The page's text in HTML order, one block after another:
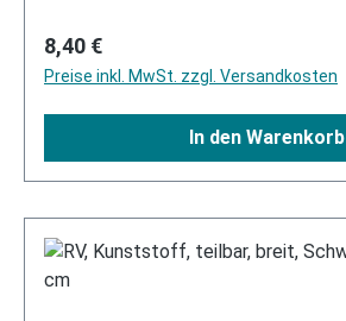
Regulärer Preis:
8,40 €
Preise inkl. MwSt. zzgl. Versandkosten
In den Warenkorb